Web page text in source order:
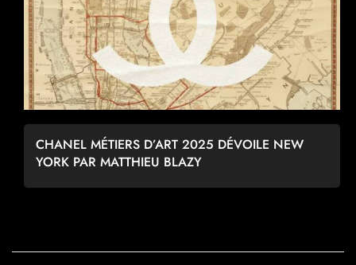
CHANEL MÉTIERS D’ART 2025 DÉVOILE NEW
YORK PAR MATTHIEU BLAZY